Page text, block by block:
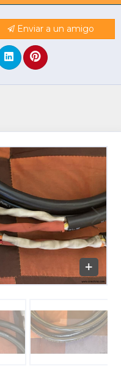
Enviar a un amigo